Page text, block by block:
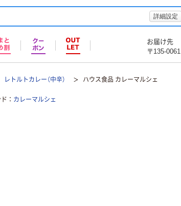
詳細設定
お届け先
〒135-0061
レトルトカレー（中辛） ハウス食品 カレーマルシェ
カレーマルシェ